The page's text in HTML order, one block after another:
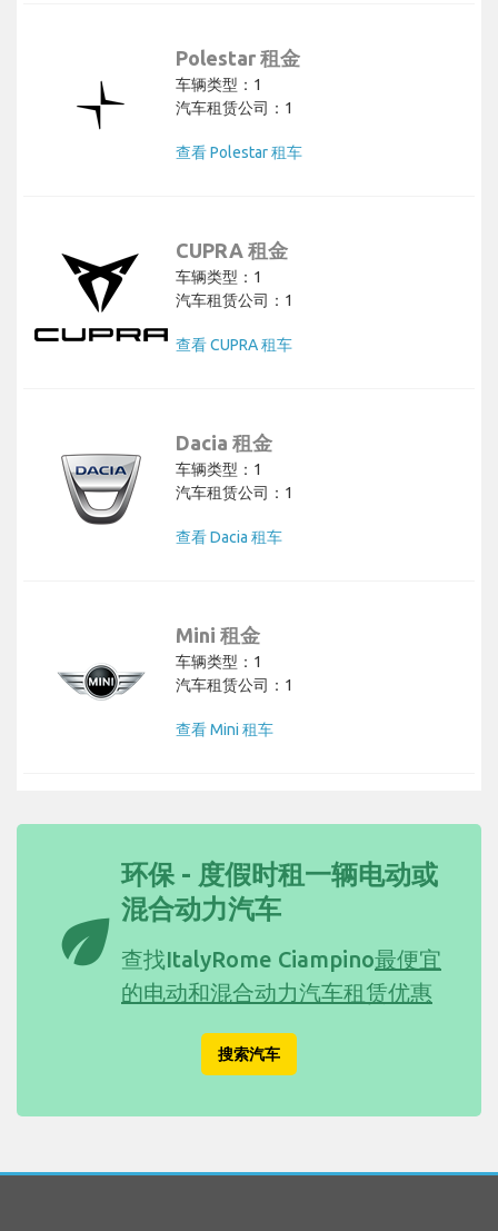
Polestar 租金
车辆类型：1
汽车租赁公司：1
查看 Polestar 租车
CUPRA 租金
车辆类型：1
汽车租赁公司：1
查看 CUPRA 租车
Dacia 租金
车辆类型：1
汽车租赁公司：1
查看 Dacia 租车
Mini 租金
车辆类型：1
汽车租赁公司：1
查看 Mini 租车
eco
环保 - 度假时租一辆电动或
混合动力汽车
查找ItalyRome Ciampino最便宜
的电动和混合动力汽车租赁优惠
搜索汽车